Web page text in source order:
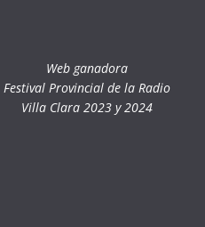
Web ganadora
Festival Provincial de la Radio
Villa Clara 2023 y 2024